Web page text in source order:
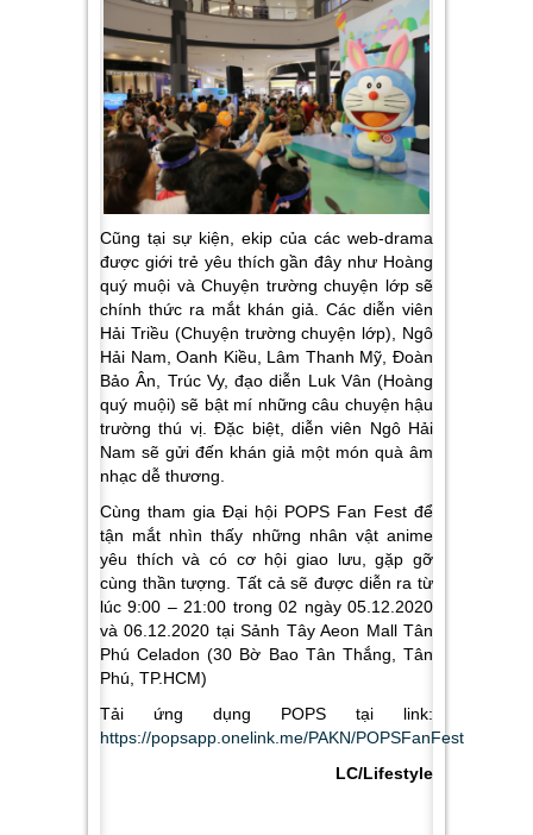
Cũng tại sự kiện, ekip của các web-drama
được giới trẻ yêu thích gần đây như Hoàng
quý muội và Chuyện trường chuyện lớp sẽ
chính thức ra mắt khán giả. Các diễn viên
Hải Triều (Chuyện trường chuyện lớp), Ngô
Hải Nam, Oanh Kiều, Lâm Thanh Mỹ, Đoàn
Bảo Ân, Trúc Vy, đạo diễn Luk Vân (Hoàng
quý muội) sẽ bật mí những câu chuyện hậu
trường thú vị. Đặc biệt, diễn viên Ngô Hải
Nam sẽ gửi đến khán giả một món quà âm
nhạc dễ thương.
Cùng tham gia Đại hội POPS Fan Fest để
tận mắt nhìn thấy những nhân vật anime
yêu thích và có cơ hội giao lưu, gặp gỡ
cùng thần tượng. Tất cả sẽ được diễn ra từ
lúc 9:00 – 21:00 trong 02 ngày 05.12.2020
và 06.12.2020 tại Sảnh Tây Aeon Mall Tân
Phú Celadon (30 Bờ Bao Tân Thắng, Tân
Phú, TP.HCM)
Tải ứng dụng POPS tại link:
https://popsapp.onelink.me/PAKN/POPSFanFest
LC/Lifestyle